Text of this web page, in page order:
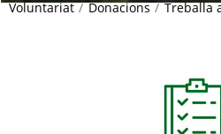
Voluntariat/Donacions/Treballa